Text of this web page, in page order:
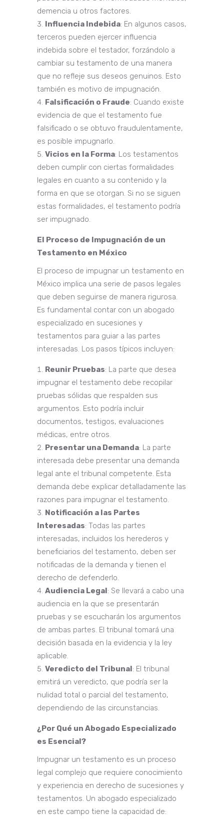
demencia u otros factores.
Influencia Indebida: En algunos casos,
terceros pueden ejercer influencia
indebida sobre el testador, forzándolo a
cambiar su testamento de una manera
que no refleje sus deseos genuinos. Esto
también es motivo de impugnación.
Falsificación o Fraude: Cuando existe
evidencia de que el testamento fue
falsificado o se obtuvo fraudulentamente,
es posible impugnarlo.
Vicios en la Forma: Los testamentos
deben cumplir con ciertas formalidades
legales en cuanto a su contenido y la
forma en que se otorgan. Si no se siguen
estas formalidades, el testamento podría
ser impugnado.
El Proceso de Impugnación de un
Testamento en México
El proceso de impugnar un testamento en
México implica una serie de pasos legales
que deben seguirse de manera rigurosa.
Es fundamental contar con un abogado
especializado en sucesiones y
testamentos para guiar a las partes
interesadas. Los pasos típicos incluyen:
Reunir Pruebas: La parte que desea
impugnar el testamento debe recopilar
pruebas sólidas que respalden sus
argumentos. Esto podría incluir
documentos, testigos, evaluaciones
médicas, entre otros.
Presentar una Demanda: La parte
interesada debe presentar una demanda
legal ante el tribunal competente. Esta
demanda debe explicar detalladamente las
razones para impugnar el testamento.
Notificación a las Partes
Interesadas: Todas las partes
interesadas, incluidos los herederos y
beneficiarios del testamento, deben ser
notificadas de la demanda y tienen el
derecho de defenderlo.
Audiencia Legal: Se llevará a cabo una
audiencia en la que se presentarán
pruebas y se escucharán los argumentos
de ambas partes. El tribunal tomará una
decisión basada en la evidencia y la ley
aplicable.
Veredicto del Tribunal: El tribunal
emitirá un veredicto, que podría ser la
nulidad total o parcial del testamento,
dependiendo de las circunstancias.
¿Por Qué un Abogado Especializado
es Esencial?
Impugnar un testamento es un proceso
legal complejo que requiere conocimiento
y experiencia en derecho de sucesiones y
testamentos. Un abogado especializado
en este campo tiene la capacidad de: